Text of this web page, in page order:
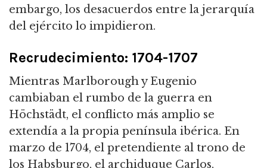
embargo, los desacuerdos entre la jerarquía
del ejército lo impidieron.
Recrudecimiento: 1704-1707
Mientras Marlborough y Eugenio
cambiaban el rumbo de la guerra en
Höchstädt, el conflicto más amplio se
extendía a la propia península ibérica. En
marzo de 1704, el pretendiente al trono de
los Habsburgo, el archiduque Carlos,